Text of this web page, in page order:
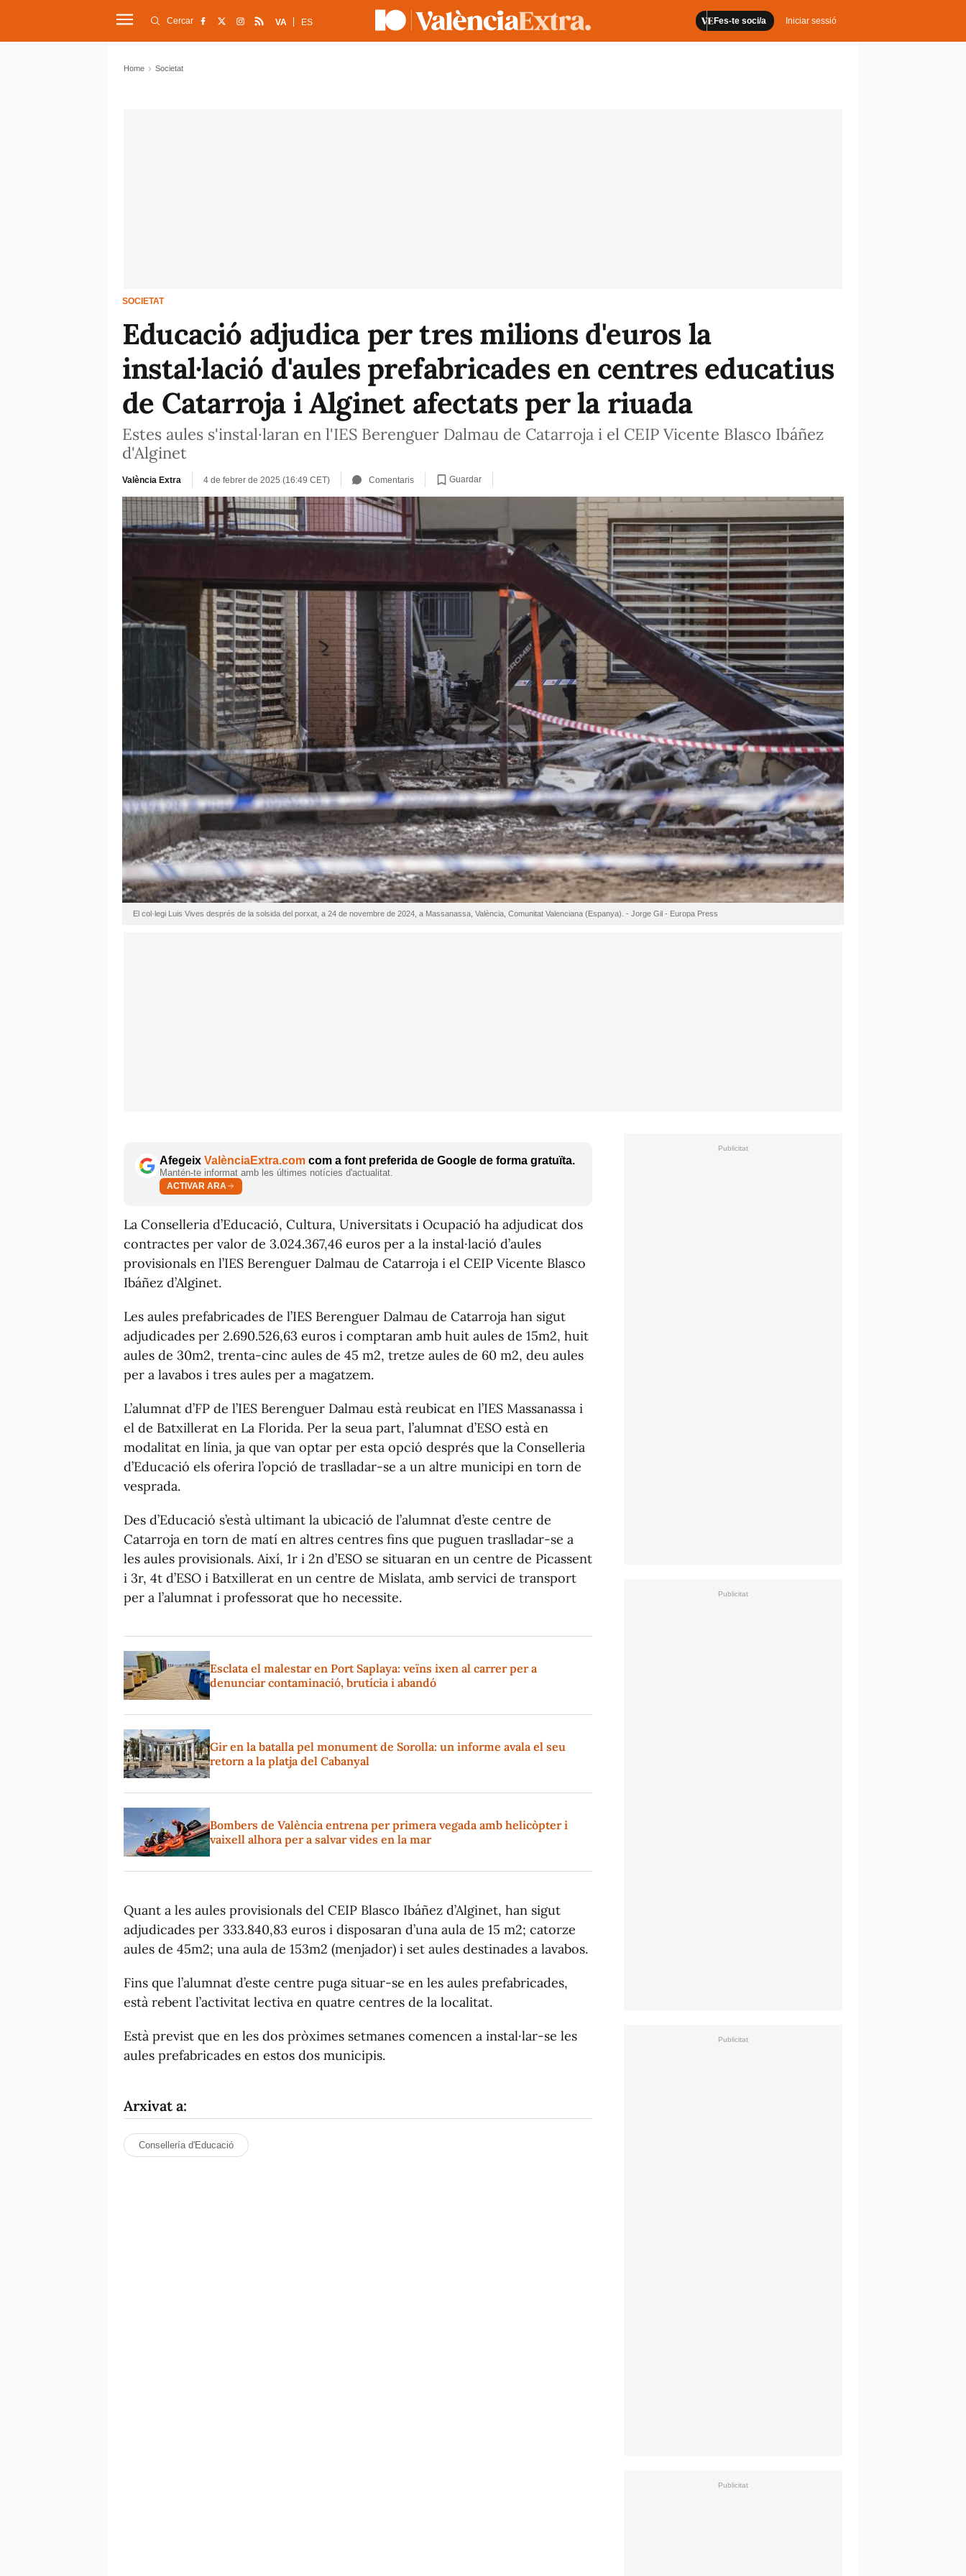
Fes-te soci/a Iniciar sessió
Cercar VA ES
Home Societat
SOCIETAT
Educació adjudica per tres milions d'euros la
instal·lació d'aules prefabricades en centres educatius
de Catarroja i Alginet afectats per la riuada
Estes aules s'instal·laran en l'IES Berenguer Dalmau de Catarroja i el CEIP Vicente Blasco Ibáñez
d'Alginet
València Extra 4 de febrer de 2025 (16:49 CET) Comentaris Guardar
El col·legi Luis Vives després de la solsida del porxat, a 24 de novembre de 2024, a Massanassa, València, Comunitat Valenciana (Espanya). - Jorge Gil - Europa Press
Afegeix ValènciaExtra.com com a font preferida de Google de forma gratuïta.
Mantén-te informat amb les últimes notícies d'actualitat.
ACTIVAR ARA
La Conselleria d’Educació, Cultura, Universitats i Ocupació ha adjudicat dos
contractes per valor de 3.024.367,46 euros per a la instal·lació d’aules
provisionals en l’IES Berenguer Dalmau de Catarroja i el CEIP Vicente Blasco
Ibáñez d’Alginet.
Les aules prefabricades de l’IES Berenguer Dalmau de Catarroja han sigut
adjudicades per 2.690.526,63 euros i comptaran amb huit aules de 15m2, huit
aules de 30m2, trenta-cinc aules de 45 m2, tretze aules de 60 m2, deu aules
per a lavabos i tres aules per a magatzem.
L’alumnat d’FP de l’IES Berenguer Dalmau està reubicat en l’IES Massanassa i
el de Batxillerat en La Florida. Per la seua part, l’alumnat d’ESO està en
modalitat en línia, ja que van optar per esta opció després que la Conselleria
d’Educació els oferira l’opció de traslladar-se a un altre municipi en torn de
vesprada.
Des d’Educació s’està ultimant la ubicació de l’alumnat d’este centre de
Catarroja en torn de matí en altres centres fins que puguen traslladar-se a
les aules provisionals. Així, 1r i 2n d’ESO se situaran en un centre de Picassent
i 3r, 4t d’ESO i Batxillerat en un centre de Mislata, amb servici de transport
per a l’alumnat i professorat que ho necessite.
Esclata el malestar en Port Saplaya: veïns ixen al carrer per a
denunciar contaminació, brutícia i abandó
Gir en la batalla pel monument de Sorolla: un informe avala el seu
retorn a la platja del Cabanyal
Bombers de València entrena per primera vegada amb helicòpter i
vaixell alhora per a salvar vides en la mar
Quant a les aules provisionals del CEIP Blasco Ibáñez d’Alginet, han sigut
adjudicades per 333.840,83 euros i disposaran d’una aula de 15 m2; catorze
aules de 45m2; una aula de 153m2 (menjador) i set aules destinades a lavabos.
Fins que l’alumnat d’este centre puga situar-se en les aules prefabricades,
està rebent l’activitat lectiva en quatre centres de la localitat.
Està previst que en les dos pròximes setmanes comencen a instal·lar-se les
aules prefabricades en estos dos municipis.
Arxivat a:
Consellería d'Educació